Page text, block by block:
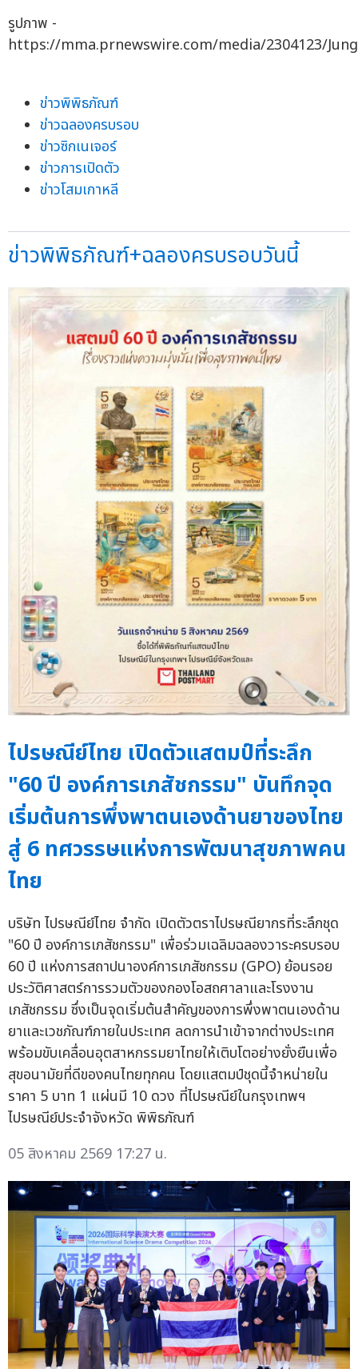
รูปภาพ -
https://mma.prnewswire.com/media/2304123/
ข่าวพิพิธภัณฑ์
ข่าวฉลองครบรอบ
ข่าวซิกเนเจอร์
ข่าวการเปิดตัว
ข่าวโสมเกาหลี
ข่าวพิพิธภัณฑ์+ฉลองครบรอบวันนี้
ไปรษณีย์ไทย เปิดตัวแสตมป์ที่ระลึก
"60 ปี องค์การเภสัชกรรม" บันทึกจุด
เริ่มต้นการพึ่งพาตนเองด้านยาของไทย
สู่ 6 ทศวรรษแห่งการพัฒนาสุขภาพคน
ไทย
บริษัท ไปรษณีย์ไทย จำกัด เปิดตัวตราไปรษณียากรที่ระลึกชุด
"60 ปี องค์การเภสัชกรรม" เพื่อร่วมเฉลิมฉลองวาระครบรอบ
60 ปี แห่งการสถาปนาองค์การเภสัชกรรม (GPO) ย้อนรอย
ประวัติศาสตร์การรวมตัวของกองโอสถศาลาและโรงงาน
เภสัชกรรม ซึ่งเป็นจุดเริ่มต้นสำคัญของการพึ่งพาตนเองด้าน
ยาและเวชภัณฑ์ภายในประเทศ ลดการนำเข้าจากต่างประเทศ
พร้อมขับเคลื่อนอุตสาหกรรมยาไทยให้เติบโตอย่างยั่งยืนเพื่อ
สุขอนามัยที่ดีของคนไทยทุกคน โดยแสตมป์ชุดนี้จำหน่ายใน
ราคา 5 บาท 1 แผ่นมี 10 ดวง ที่ไปรษณีย์ในกรุงเทพฯ
ไปรษณีย์ประจำจังหวัด พิพิธภัณฑ์
05 สิงหาคม 2569 17:27 น.